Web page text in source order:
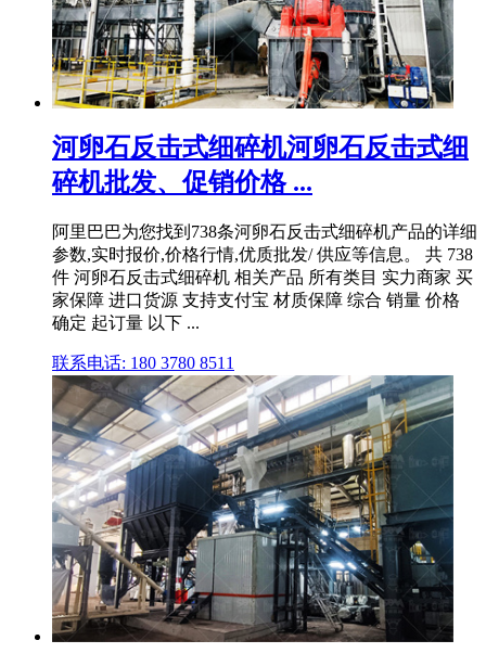
河卵石反击式细碎机河卵石反击式细
碎机批发、促销价格 ...
阿里巴巴为您找到738条河卵石反击式细碎机产品的详细
参数,实时报价,价格行情,优质批发/ 供应等信息。 共 738
件 河卵石反击式细碎机 相关产品 所有类目 实力商家 买
家保障 进口货源 支持支付宝 材质保障 综合 销量 价格
确定 起订量 以下 ...
联系电话: 180 3780 8511